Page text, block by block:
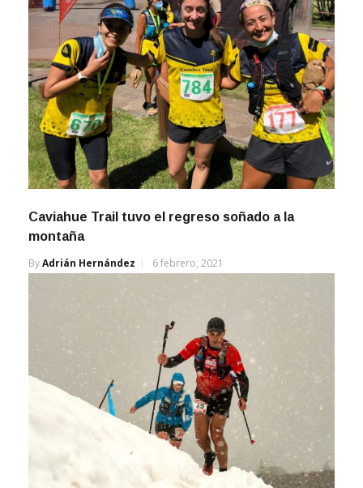
Caviahue Trail tuvo el regreso soñado a la
montaña
ByAdrián Hernández 6 febrero, 2021